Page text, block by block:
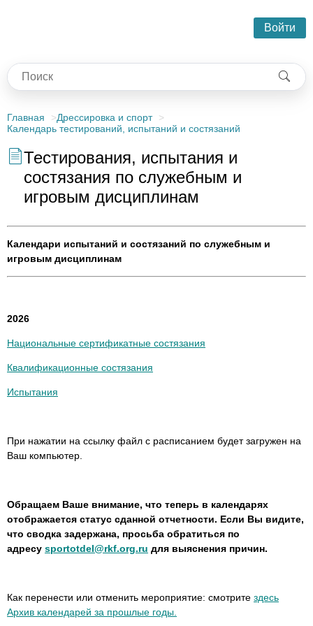
Войти
Главная
Дрессировка и спорт
Календарь тестирований, испытаний и состязаний
Тестирования, испытания и
состязания по служебным и
игровым дисциплинам
Календари испытаний и состязаний по служебным и
игровым дисциплинам
2026
Национальные сертификатные состязания
Квалификационные состязания
Испытания
При нажатии на ссылку файл с расписанием будет загружен на
Ваш компьютер.
Обращаем Ваше внимание, что теперь в календарях
отображается статус сданной отчетности. Если Вы видите,
что сводка задержана, просьба обратиться по
адресу sportotdel@rkf.org.ru для выяснения причин.
Как перенести или отменить мероприятие: смотрите здесь
Архив календарей за прошлые годы.